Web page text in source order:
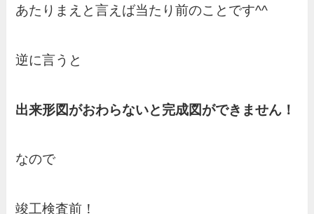
あたりまえと言えば当たり前のことです^^
逆に言うと
出来形図がおわらないと完成図ができません！
なので
竣工検査前！